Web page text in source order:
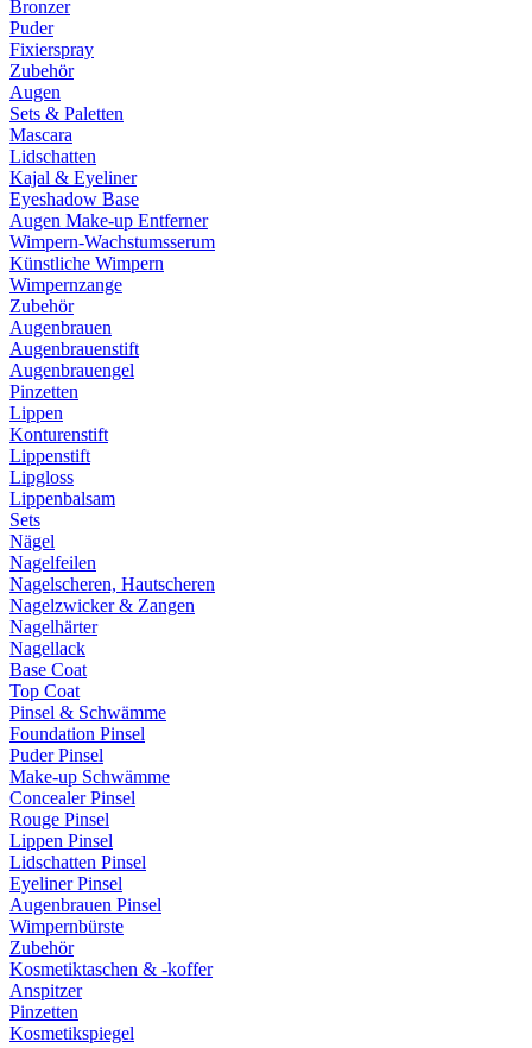
Bronzer
Puder
Fixierspray
Zubehör
Augen
Sets & Paletten
Mascara
Lidschatten
Kajal & Eyeliner
Eyeshadow Base
Augen Make-up Entferner
Wimpern-Wachstumsserum
Künstliche Wimpern
Wimpernzange
Zubehör
Augenbrauen
Augenbrauenstift
Augenbrauengel
Pinzetten
Lippen
Konturenstift
Lippenstift
Lipgloss
Lippenbalsam
Sets
Nägel
Nagelfeilen
Nagelscheren, Hautscheren
Nagelzwicker & Zangen
Nagelhärter
Nagellack
Base Coat
Top Coat
Pinsel & Schwämme
Foundation Pinsel
Puder Pinsel
Make-up Schwämme
Concealer Pinsel
Rouge Pinsel
Lippen Pinsel
Lidschatten Pinsel
Eyeliner Pinsel
Augenbrauen Pinsel
Wimpernbürste
Zubehör
Kosmetiktaschen & -koffer
Anspitzer
Pinzetten
Kosmetikspiegel